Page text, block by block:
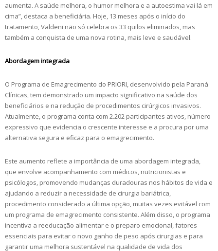
aumenta. A saúde melhora, o humor melhora e a autoestima vai lá em
cima”, destaca a beneficiária. Hoje, 13 meses após o início do
tratamento, Valdeni não só celebra os 33 quilos eliminados, mas
também a conquista de uma nova rotina, mais leve e saudável.
Abordagem integrada
O Programa de Emagrecimento do PRIORI, desenvolvido pela Paraná
Clínicas, tem demonstrado um impacto significativo na saúde dos
beneficiários e na redução de procedimentos cirúrgicos invasivos.
Atualmente, o programa conta com 2.202 participantes ativos, número
expressivo que evidencia o crescente interesse e a procura por uma
alternativa segura e eficaz para o emagrecimento.
Este aumento reflete a importância de uma abordagem integrada,
que envolve acompanhamento com médicos, nutricionistas e
psicólogos, promovendo mudanças duradouras nos hábitos de vida e
ajudando a reduzir a necessidade de cirurgia bariátrica,
procedimento considerado a última opção, muitas vezes evitável com
um programa de emagrecimento consistente. Além disso, o programa
incentiva a reeducação alimentar e o preparo emocional, fatores
essenciais para evitar o novo ganho de peso após cirurgias e para
garantir uma melhora sustentável na qualidade de vida dos